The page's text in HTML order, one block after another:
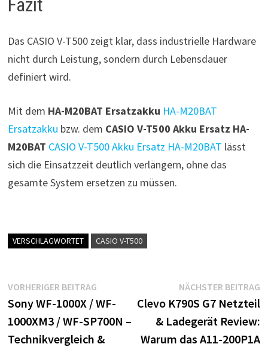
Fazit
Das CASIO V-T500 zeigt klar, dass industrielle Hardware
nicht durch Leistung, sondern durch Lebensdauer
definiert wird.
Mit dem HA-M20BAT Ersatzakku HA-M20BAT
Ersatzakku bzw. dem CASIO V-T500 Akku Ersatz HA-
M20BAT CASIO V-T500 Akku Ersatz HA-M20BAT lässt
sich die Einsatzzeit deutlich verlängern, ohne das
gesamte System ersetzen zu müssen.
VERSCHLAGWORTET CASIO V-T500
Beitragsnavigation
VORHERIGER BEITRAGVorheriger
Beitrag:
Sony WF-1000X / WF-
1000XM3 / WF-SP700N –
Technikvergleich &
NÄCHSTER BEITRAG
Clevo K790S G7 Netzteil
& Ladegerät Review:
Warum das A11-200P1A